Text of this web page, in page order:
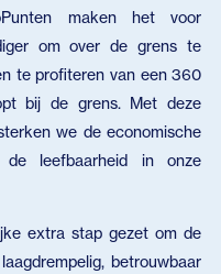
maken het voor
om over de grens te
te profiteren van een 360
bij de grens. Met deze
we de economische
de leefbaarheid in onze
extra stap gezet om de
betrouwbaar